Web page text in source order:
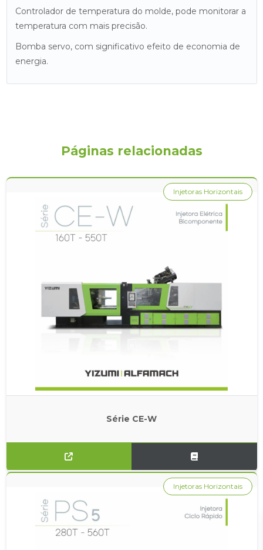
Controlador de temperatura do molde, pode monitorar a
temperatura com mais precisão.
Bomba servo, com significativo efeito de economia de
energia.
Páginas relacionadas
Série CE-W
Injetoras Horizontais
Injetoras Horizontais